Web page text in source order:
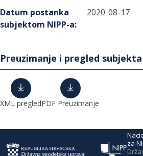
Datum postanka
subjektom NIPP-a:
2020-08-17
Preuzimanje i pregled
XML pregledPDF Preuzimanje
za